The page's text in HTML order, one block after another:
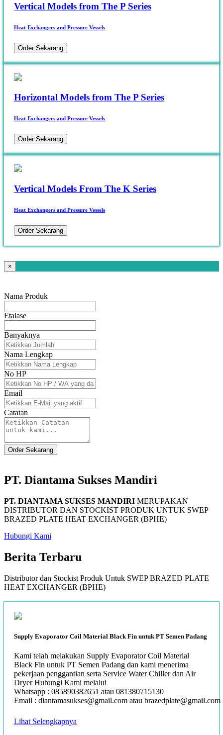
Vertical Models from The P Series
Heat Exchangers and Pressure Vessels
Order Sekarang
Horizontal Models from The P Series
Heat Exchangers and Pressure Vessels
Order Sekarang
Vertical Models From The K Series
Heat Exchangers and Pressure Vessels
Order Sekarang
×
Nama Produk
Etalase
Banyaknya
Nama Lengkap
No HP
Email
Catatan
Order Sekarang
PT. Diantama Sukses Mandiri
PT. DIANTAMA SUKSES MANDIRI MERUPAKAN
DISTRIBUTOR DAN STOCKIST PRODUK UNTUK SWEP
BRAZED PLATE HEAT EXCHANGER (BPHE)
Hubungi Kami
Berita Terbaru
Distributor dan Stockist Produk Untuk SWEP BRAZED PLATE
HEAT EXCHANGER (BPHE)
Supply Evaporator Coil Material Black Fin untuk PT Semen Padang
Kami telah melakukan Supply Evaporator Coil Material
Black Fin untuk PT Semen Padang dan kami menerima
pekerjaan penggantian serta Service Water Chiller dan Air
Dryer Hubungi Kami melalui
Whatsapp : 085890382651 atau 081380715130
Email : diantamasukses@gmail.com atau brazedplate@gmail.com
Lihat Selengkapnya